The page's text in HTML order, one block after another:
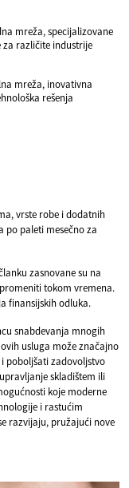
mreža, specijalizovane
za različite industrije
mreža, inovativna
rešenja
vrste robe i dodatnih
po paleti mesečno za
zasnovane su na
tokom vremena.
finansijskih odluka.
snabdevanja mnogih
usluga može značajno
poboljšati zadovoljstvo
skladištem ili
koje moderne
i rastućim
razvijaju, pružajući nove